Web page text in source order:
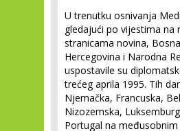
U trenutku osnivanja
gledajući po vijestima na
stranicama novina,
Hercegovina i Narodna
uspostavile su
trećeg aprila 1995. Tih
Njemačka, Francuska,
Nizozemska,
Portugal na